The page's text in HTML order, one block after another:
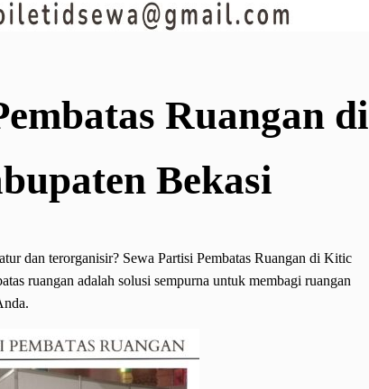
Ruangan di
Bekasi
dan terorganisir? Sewa Partisi Pembatas Ruangan di Kitic
ruangan adalah solusi sempurna untuk membagi ruangan